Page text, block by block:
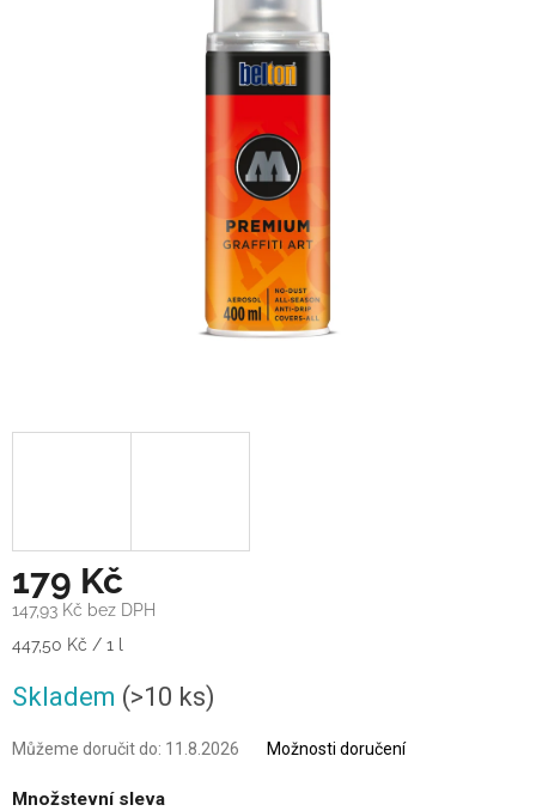
179 Kč
147,93 Kč bez DPH
Měrná
447,50 Kč / 1 l
Skladem (>10 ks)
Můžeme doručit do: 11.8.2026 Možnosti doručení
Množstevní sleva